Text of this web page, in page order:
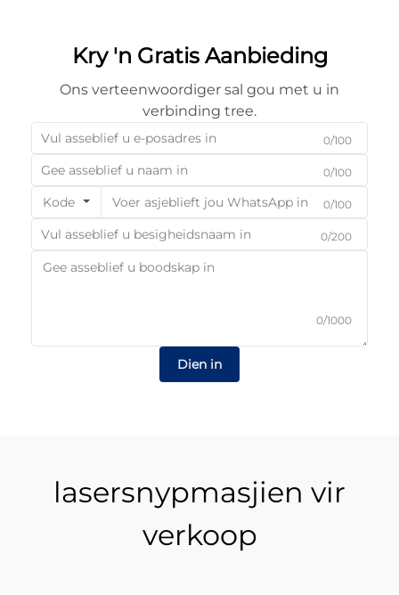
Kry 'n Gratis Aanbieding
Ons verteenwoordiger sal gou met u in
verbinding tree.
0/100
0/100
Kode 0/100
0/200
0/1000
Dien in
lasersnypmasjien vir
verkoop